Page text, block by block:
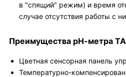
в "спящий" режим) и время
случае отсутствия работы с
Преимущества рН-метра
Цветная сенсорная панель
Температурно-